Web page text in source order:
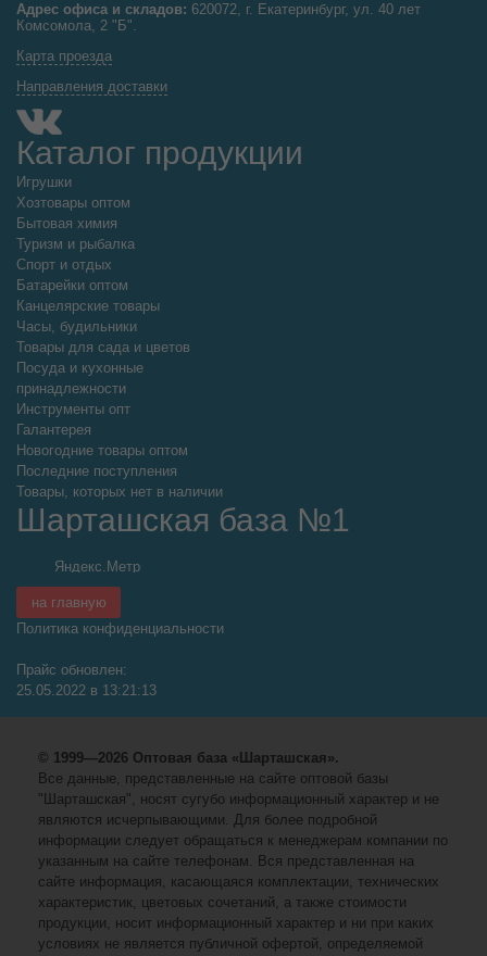
Адрес офиса и складов: 620072, г. Екатеринбург, ул. 40 лет
Комсомола, 2 "Б".
Карта проезда
Направления доставки
Каталог продукции
Игрушки
Хозтовары оптом
Бытовая химия
Туризм и рыбалка
Спорт и отдых
Батарейки оптом
Канцелярские товары
Часы, будильники
Товары для сада и цветов
Посуда и кухонные
принадлежности
Инструменты опт
Галантерея
Новогодние товары оптом
Последние поступления
Товары, которых нет в наличии
Шарташская база №1
на главную
Политика конфиденциальности
Прайс обновлен:
25.05.2022 в 13:21:13
© 1999—2026 Оптовая база «Шарташская».
Все данные, представленные на сайте оптовой базы
"Шарташская", носят сугубо информационный характер и не
являются исчерпывающими. Для более подробной
информации следует обращаться к менеджерам компании по
указанным на сайте телефонам. Вся представленная на
сайте информация, касающаяся комплектации, технических
характеристик, цветовых сочетаний, а также стоимости
продукции, носит информационный характер и ни при каких
условиях не является публичной офертой, определяемой